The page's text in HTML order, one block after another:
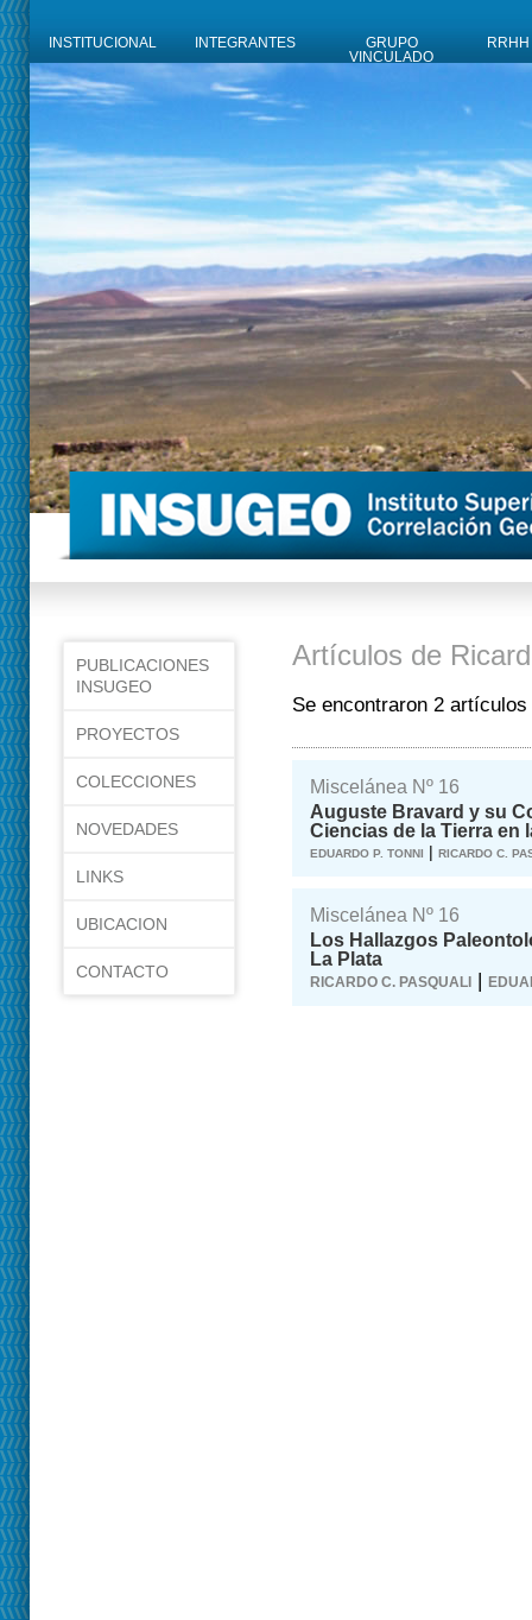
INSTITUCIONAL INTEGRANTES
GRUPO
VINCULADO
RRHH
PUBLICACIONES
INSUGEO
PROYECTOS
COLECCIONES
NOVEDADES
LINKS
UBICACION
CONTACTO
Artículos de
Se encontraron 2
Miscelánea Nº 16
Auguste Bravard y su
Ciencias de la Tierra en
EDUARDO P. TONNI | RICARDO C.
Miscelánea Nº 16
Los Hallazgos
La Plata
RICARDO C. PASQUALI |